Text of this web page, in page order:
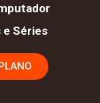
e Séries